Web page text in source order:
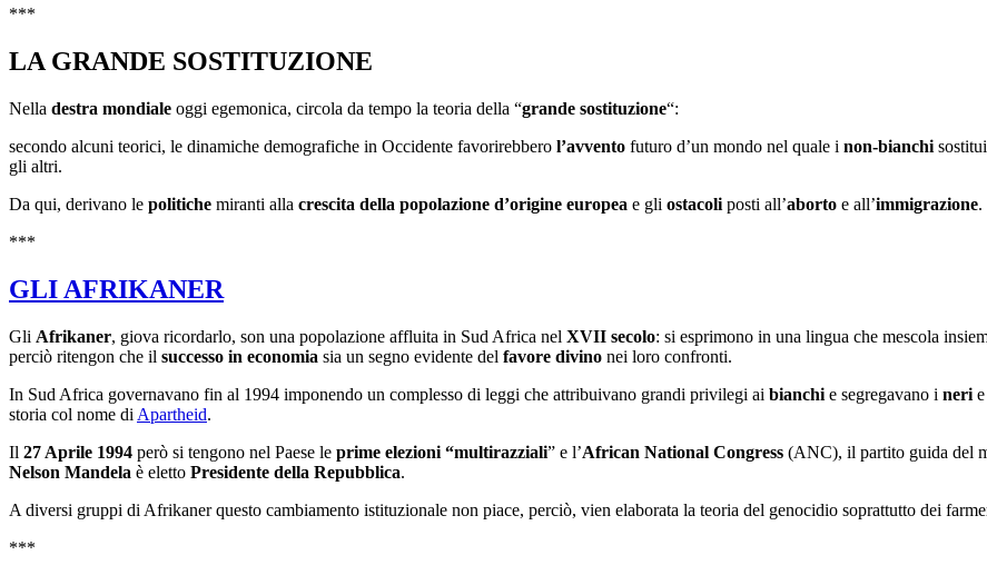
***
LA GRANDE SOSTITUZIONE
Nella destra mondiale oggi egemonica, circola da tempo la teoria della “grande sostituzione“:
secondo alcuni teorici, le dinamiche demografiche in Occidente favorirebbero l’avvento futuro d’un mondo nel quale i non-bianchi
gli altri.
Da qui, derivano le politiche miranti alla crescita della popolazione d’origine europea e gli ostacoli posti all’aborto e all’immigrazione.
***
GLI AFRIKANER
Gli Afrikaner, giova ricordarlo, son una popolazione affluita in Sud Africa nel XVII secolo: si esprimono in una lingua che mescola
perciò ritengon che il successo in economia sia un segno evidente del favore divino nei loro confronti.
In Sud Africa governavano fin al 1994 imponendo un complesso di leggi che attribuivano grandi privilegi ai bianchi e segregavano i neri
storia col nome di Apartheid.
Il 27 Aprile 1994 però si tengono nel Paese le prime elezioni “multirazziali” e l’African National Congress (ANC), il partito guida del
Nelson Mandela è eletto Presidente della Repubblica.
A diversi gruppi di Afrikaner questo cambiamento istituzionale non piace, perciò, vien elaborata la teoria del genocidio soprattutto dei
***